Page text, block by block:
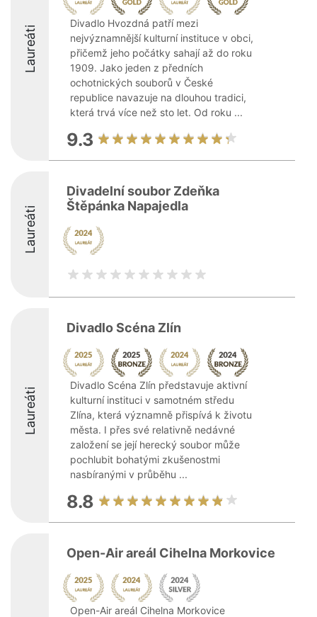
Laureáti
Divadlo Hvozdná patří mezi
nejvýznamnější kulturní instituce v obci,
přičemž jeho počátky sahají až do roku
1909. Jako jeden z předních
ochotnických souborů v České
republice navazuje na dlouhou tradici,
která trvá více než sto let. Od roku ...
9.3
Laureáti
Divadelní soubor Zdeňka
Štěpánka Napajedla
Laureáti
Divadlo Scéna Zlín
Divadlo Scéna Zlín představuje aktivní
kulturní instituci v samotném středu
Zlína, která významně přispívá k životu
města. I přes své relativně nedávné
založení se její herecký soubor může
pochlubit bohatými zkušenostmi
nasbíranými v průběhu ...
8.8
Open-Air areál Cihelna Morkovice
Open-Air areál Cihelna Morkovice